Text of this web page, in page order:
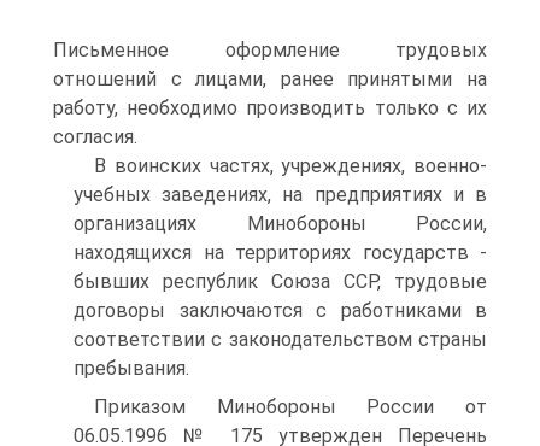
Письменное оформление трудовых
отношений с лицами, ранее принятыми на
работу, необходимо производить только с их
согласия.
В воинских частях, учреждениях, военно-
учебных заведениях, на предприятиях и в
организациях Минобороны России,
находящихся на территориях государств -
бывших республик Союза ССР, трудовые
договоры заключаются с работниками в
соответствии с законодательством страны
пребывания.
Приказом Минобороны России от
06.05.1996 № 175 утвержден Перечень